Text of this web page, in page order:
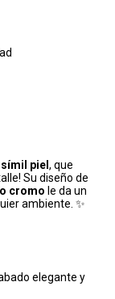
piel , que
Su diseño de
cromo le da un
ambiente. ✨
elegante y